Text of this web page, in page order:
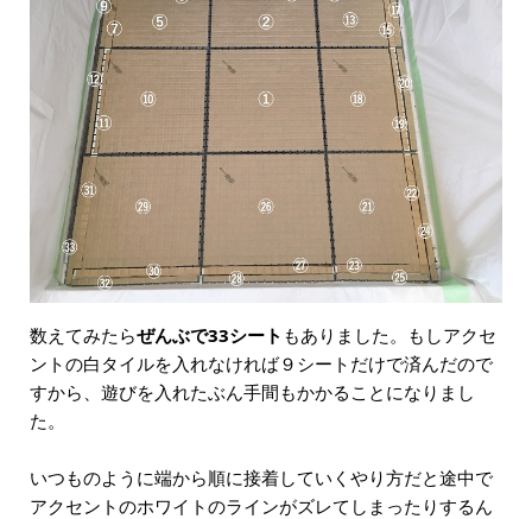
数えてみたらぜんぶで33シート もありました。もしアクセ
ントの白タイルを入れなければ９シートだけで済んだので
すから、遊びを入れたぶん手間もかかることになりまし
た。
いつものように端から順に接着していくやり方だと途中で
アクセントのホワイトのラインがズレてしまったりするん